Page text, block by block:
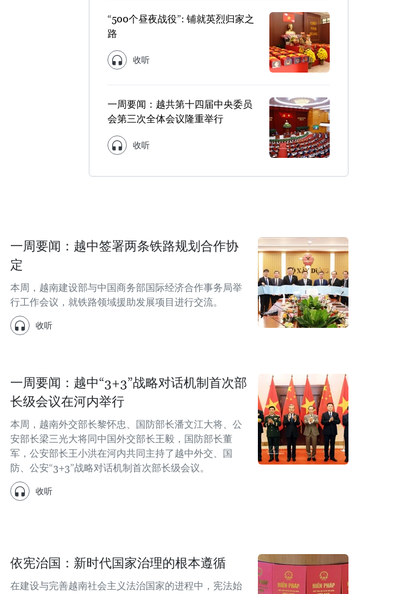
“500个昼夜战役”: 铺就英烈归家之
路
收听
一周要闻：越共第十四届中央委员
会第三次全体会议隆重举行
收听
一周要闻：越中签署两条铁路规划合作协
定
本周，越南建设部与中国商务部国际经济合作事务局举
行工作会议，就铁路领域援助发展项目进行交流。
收听
一周要闻：越中“3+3”战略对话机制首次部
长级会议在河内举行
本周，越南外交部长黎怀忠、国防部长潘文江大将、公
安部长梁三光大将同中国外交部长王毅，国防部长董
军，公安部长王小洪在河内共同主持了越中外交、国
防、公安“3+3”战略对话机制首次部长级会议。
收听
依宪治国：新时代国家治理的根本遵循
在建设与完善越南社会主义法治国家的进程中，宪法始